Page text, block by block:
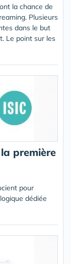
la chance de
Plusieurs
dans le but
Le point sur les
première
pour
dédiée